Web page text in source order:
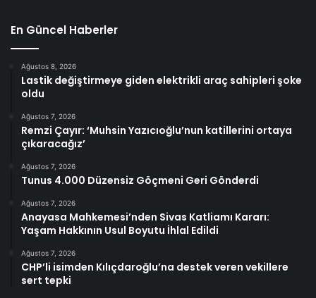
En Güncel Haberler
Ağustos 8, 2026
Lastik değiştirmeye giden elektrikli araç sahipleri şoke
oldu
Ağustos 7, 2026
Remzi Çayır: ‘Muhsin Yazıcıoğlu’nun katillerini ortaya
çıkaracağız’
Ağustos 7, 2026
Tunus 4.000 Düzensiz Göçmeni Geri Gönderdi
Ağustos 7, 2026
Anayasa Mahkemesi’nden Sivas Katliamı Kararı:
Yaşam Hakkının Usul Boyutu İhlal Edildi
Ağustos 7, 2026
CHP’li isimden Kılıçdaroğlu’na destek veren vekillere
sert tepki